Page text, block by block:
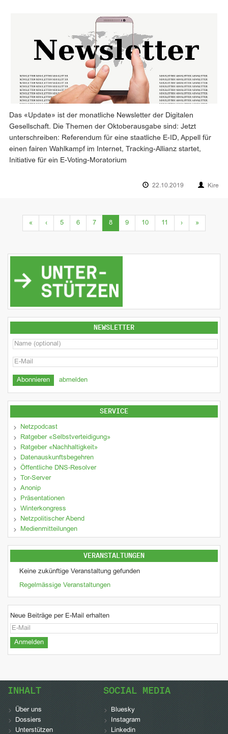
Das «Update» ist der monatliche Newsletter der Digitalen
Gesellschaft. Die Themen der Oktoberausgabe sind: Jetzt
unterschreiben: Referendum für eine staatliche E-ID, Appell für
einen fairen Wahlkampf im Internet, Tracking-Allianz startet,
Initiative für ein E-Voting-Moratorium
22.10.2019 Kire
« ‹ 5 6 7 8(current)
9 10 11 › »
NEWSLETTER
abmelden
SERVICE
Netzpodcast
Ratgeber «Selbstverteidigung»
Ratgeber «Nachhaltigkeit»
Datenauskunftsbegehren
Öffentliche DNS-Resolver
Tor-Server
Anonip
Präsentationen
Winterkongress
Netzpolitischer Abend
Medienmitteilungen
VERANSTALTUNGEN
Keine zukünftige Veranstaltung gefunden
Regelmässige Veranstaltungen
Neue Beiträge per E-Mail erhalten
INHALT
Über uns
Dossiers
Unterstützen
SOCIAL MEDIA
Bluesky
Instagram
Linkedin